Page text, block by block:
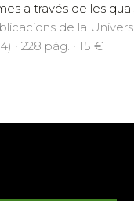
a través de les
de la
· 228 pàg. · 15 €